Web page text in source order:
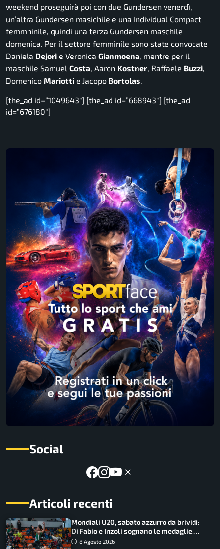
weekend proseguirà poi con due Gundersen venerdì,
un’altra Gundersen masichile e una Individual Compact
femmninile, quindi una terza Gundersen maschile
domenica. Per il settore femminile sono state convocate
Daniela Dejori e Veronica Gianmoena, mentre per il
maschile Samuel Costa, Aaron Kostner, Raffaele Buzzi,
Domenico Mariotti e Jacopo Bortolas.
[the_ad id=”1049643″] [the_ad id=”668943″] [the_ad
id=”676180″]
Social
Articoli recenti
Mondiali U20, sabato azzurro da brividi:
Di Fabio e Inzoli sognano le medaglie,
Castellani e Succo in finale
8 Agosto 2026